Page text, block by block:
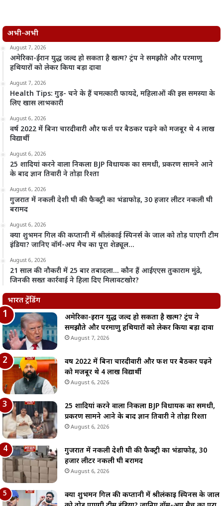
अभी-अभी
August 7, 2026
अमेरिका-ईरान युद्ध जल्द हो सकता है खत्म? ट्रंप ने समझौते और परमाणु
हथियारों को लेकर किया बड़ा दावा
August 7, 2026
Health Tips: गुड़- चने के हैं चमत्कारी फायदे, महिलाओं की इस समस्या के
लिए खास लाभकारी
August 6, 2026
वर्ष 2022 में बिना चारदीवारी और फर्श पर बैठकर पढ़ने को मजबूर थे 4 लाख
विद्यार्थी
August 6, 2026
25 शादियां करने वाला निकला BJP विधायक का समधी, प्रकरण सामने आने
के बाद ज्ञान तिवारी ने तोड़ा रिश्ता
August 6, 2026
गुजरात में नकली देशी घी की फैक्ट्री का भंडाफोड़, 30 हजार लीटर नकली घी
बरामद
August 6, 2026
क्या शुभमन गिल की कप्तानी में श्रीलंकाई स्पिनर्स के जाल को तोड़ पाएगी टीम
इंडिया? जानिए वॉर्म-अप मैच का पूरा शेड्यूल…
August 6, 2026
21 साल की नौकरी में 25 बार तबादला… कौन हैं आईएएस तुकाराम मुंढे,
जिनकी सख्त कार्रवाई ने हिला दिए मिलावटखोर?
भारत ट्रेंडिंग
अमेरिका-ईरान युद्ध जल्द हो सकता है खत्म? ट्रंप ने
समझौते और परमाणु हथियारों को लेकर किया बड़ा दावा
August 7, 2026
वर्ष 2022 में बिना चारदीवारी और फर्श पर बैठकर पढ़ने
को मजबूर थे 4 लाख विद्यार्थी
August 6, 2026
25 शादियां करने वाला निकला BJP विधायक का समधी,
प्रकरण सामने आने के बाद ज्ञान तिवारी ने तोड़ा रिश्ता
August 6, 2026
गुजरात में नकली देशी घी की फैक्ट्री का भंडाफोड़, 30
हजार लीटर नकली घी बरामद
August 6, 2026
क्या शुभमन गिल की कप्तानी में श्रीलंकाई स्पिनर्स के जाल